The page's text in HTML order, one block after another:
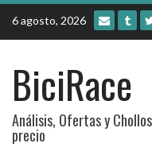
Skip
content
6 agosto, 2026
BiciRace
Análisis, Ofertas y
precio